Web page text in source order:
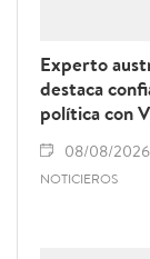
Experto
destaca
política con
08/08/2026
NOTICIEROS